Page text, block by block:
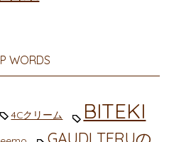
WORDS
4Cクリーム
BITEKI
GAUDI TERUの